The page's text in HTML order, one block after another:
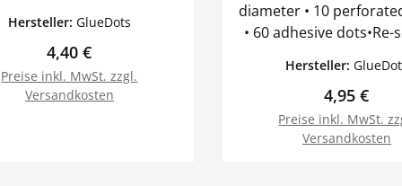
Hersteller: GlueDots
Regulärer Preis:
4,40 €
Preise inkl. MwSt. zzgl.
Versandkosten
diameter • 10
• 60 adhesive dots•Re-
No dry time - Bonds
Super strength • Acid-
Lignin-free Use For: •
materials • Craft/
Hersteller:
Regulärer
4,95 €
Preise inkl. MwSt.
Versandkosten